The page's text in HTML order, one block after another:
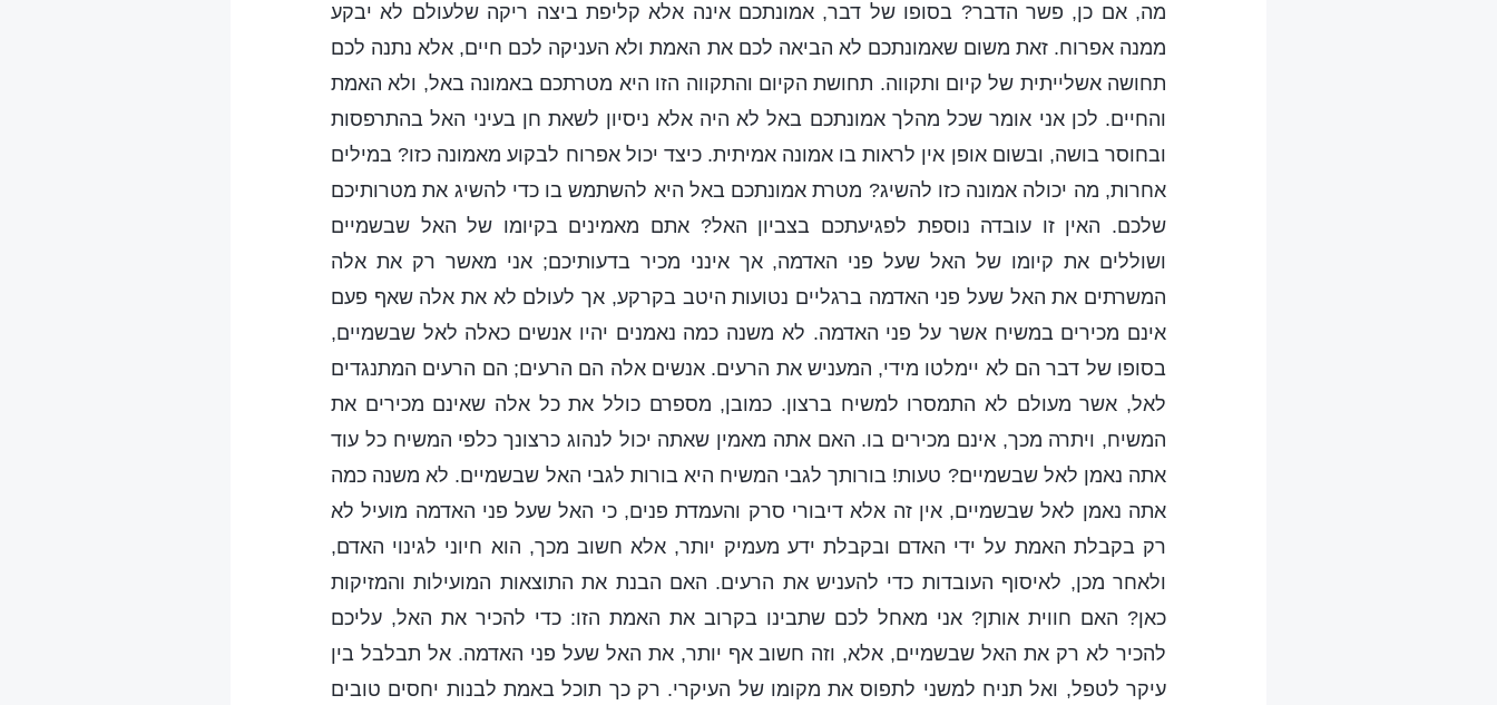
מה, אם כן, פשר הדבר? בסופו של דבר, אמונתכם אינה אלא קליפת ביצה ריקה שלעולם לא יבקע
ממנה אפרוח. זאת משום שאמונתכם לא הביאה לכם את האמת ולא העניקה לכם חיים, אלא נתנה לכם
תחושה אשלייתית של קיום ותקווה. תחושת הקיום והתקווה הזו היא מטרתכם באמונה באל, ולא האמת
והחיים. לכן אני אומר שכל מהלך אמונתכם באל לא היה אלא ניסיון לשאת חן בעיני האל בהתרפסות
ובחוסר בושה, ובשום אופן אין לראות בו אמונה אמיתית. כיצד יכול אפרוח לבקוע מאמונה כזו? במילים
אחרות, מה יכולה אמונה כזו להשיג? מטרת אמונתכם באל היא להשתמש בו כדי להשיג את מטרותיכם
שלכם. האין זו עובדה נוספת לפגיעתכם בצביון האל? אתם מאמינים בקיומו של האל שבשמיים
ושוללים את קיומו של האל שעל פני האדמה, אך אינני מכיר בדעותיכם; אני מאשר רק את אלה
המשרתים את האל שעל פני האדמה ברגליים נטועות היטב בקרקע, אך לעולם לא את אלה שאף פעם
אינם מכירים במשיח אשר על פני האדמה. לא משנה כמה נאמנים יהיו אנשים כאלה לאל שבשמיים,
בסופו של דבר הם לא יימלטו מידי, המעניש את הרעים. אנשים אלה הם הרעים; הם הרעים המתנגדים
לאל, אשר מעולם לא התמסרו למשיח ברצון. כמובן, מספרם כולל את כל אלה שאינם מכירים את
המשיח, ויתרה מכך, אינם מכירים בו. האם אתה מאמין שאתה יכול לנהוג כרצונך כלפי המשיח כל עוד
אתה נאמן לאל שבשמיים? טעות! בורותך לגבי המשיח היא בורות לגבי האל שבשמיים. לא משנה כמה
אתה נאמן לאל שבשמיים, אין זה אלא דיבורי סרק והעמדת פנים, כי האל שעל פני האדמה מועיל לא
רק בקבלת האמת על ידי האדם ובקבלת ידע מעמיק יותר, אלא חשוב מכך, הוא חיוני לגינוי האדם,
ולאחר מכן, לאיסוף העובדות כדי להעניש את הרעים. האם הבנת את התוצאות המועילות והמזיקות
כאן? האם חווית אותן? אני מאחל לכם שתבינו בקרוב את האמת הזו: כדי להכיר את האל, עליכם
להכיר לא רק את האל שבשמיים, אלא, וזה חשוב אף יותר, את האל שעל פני האדמה. אל תבלבל בין
עיקר לטפל, ואל תניח למשני לתפוס את מקומו של העיקרי. רק כך תוכל באמת לבנות יחסים טובים